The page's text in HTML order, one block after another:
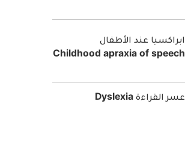
ابراكسيا عند الأطفال
Childhood apraxia of speech
عسر القراءة Dyslexia